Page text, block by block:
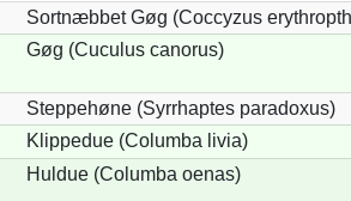
Sortnæbbet Gøg (Coccyzus
Gøg (Cuculus canorus)
Steppehøne (Syrrhaptes paradoxus)
Klippedue (Columba livia)
Huldue (Columba oenas)